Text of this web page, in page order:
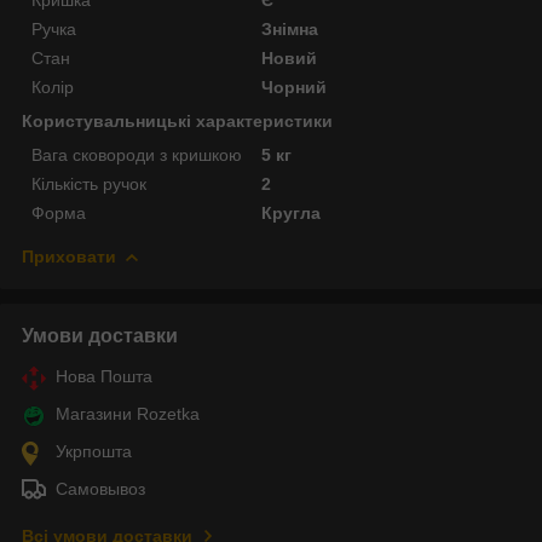
Ручка
Знімна
Стан
Новий
Колір
Чорний
Користувальницькі характеристики
Вага сковороди з кришкою
5 кг
Кількість ручок
2
Форма
Кругла
Приховати
Умови доставки
Нова Пошта
Магазини Rozetka
Укрпошта
Самовывоз
Всі умови доставки